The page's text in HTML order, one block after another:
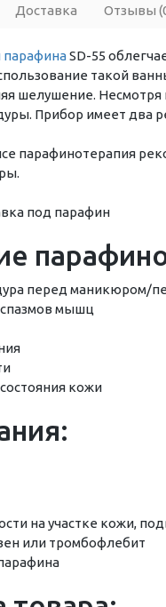
Доставка Отзывы
парафинаSD-55
такой
шелушение.
Прибор имеет два
парафинотерапия
под парафин
перед маникюром/
спазмов мышц
кожи
на участке кожи,
или тромбофлебит